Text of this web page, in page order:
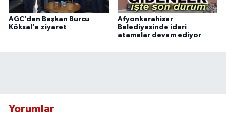
AGC’den Başkan Burcu
Köksal’a ziyaret
Afyonkarahisar
Belediyesinde idari
atamalar devam ediyor
Yorumlar